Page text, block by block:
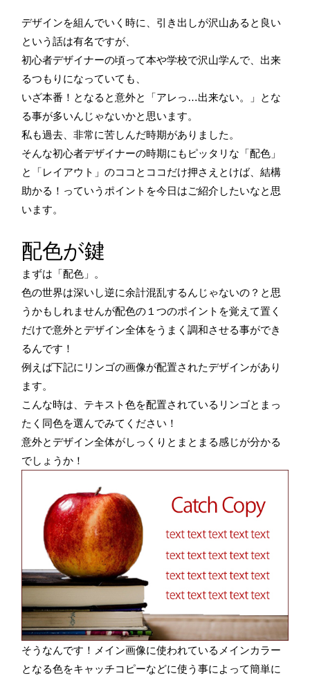
デザインを組んでいく時に、引き出しが沢山あると良い
という話は有名ですが、
初心者デザイナーの頃って本や学校で沢山学んで、出来
るつもりになっていても、
いざ本番！となると意外と「アレっ…出来ない。」とな
る事が多いんじゃないかと思います。
私も過去、非常に苦しんだ時期がありました。
そんな初心者デザイナーの時期にもピッタリな「配色」
と「レイアウト」のココとココだけ押さえとけば、結構
助かる！っていうポイントを今日はご紹介したいなと思
います。
配色が鍵
まずは「配色」。
色の世界は深いし逆に余計混乱するんじゃないの？と思
うかもしれませんが配色の１つのポイントを覚えて置く
だけで意外とデザイン全体をうまく調和させる事ができ
るんです！
例えば下記にリンゴの画像が配置されたデザインがあり
ます。
こんな時は、テキスト色を配置されているリンゴとまっ
たく同色を選んでみてください！
意外とデザイン全体がしっくりとまとまる感じが分かる
でしょうか！
そうなんです！メイン画像に使われているメインカラー
となる色をキャッチコピーなどに使う事によって簡単に